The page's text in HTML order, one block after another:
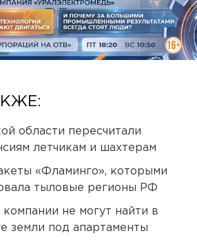
области пересчитали
летчикам и шахтерам
«Фламинго», которыми
тыловые регионы РФ
не могут найти в
земли под апартаменты